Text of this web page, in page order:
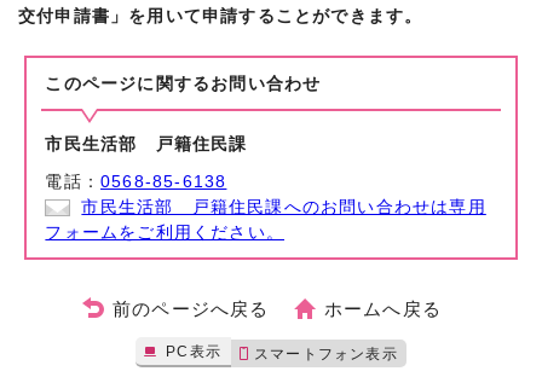
交付申請書」を用いて申請することができます。
このページに関する お問い合わせ
市民生活部 戸籍住民課
電話：0568-85-6138
市民生活部 戸籍住民課へのお問い合わせは専用
フォームをご利用ください。
前のページへ戻る ホームへ戻る
PC表示 スマートフォン表示